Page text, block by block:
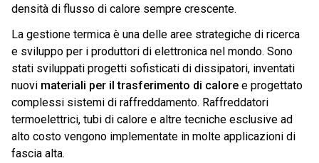
densità di flusso di calore sempre crescente.
La gestione termica è una delle aree strategiche di ricerca
e sviluppo per i produttori di elettronica nel mondo. Sono
stati sviluppati progetti sofisticati di dissipatori, inventati
nuovi materiali per il trasferimento di calore e progettato
complessi sistemi di raffreddamento. Raffreddatori
termoelettrici, tubi di calore e altre tecniche esclusive ad
alto costo vengono implementate in molte applicazioni di
fascia alta.